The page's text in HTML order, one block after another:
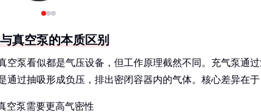
真空泵的本质区别
空泵看似都是气压设备，但工作原理截然不同。充气泵通
通过抽吸形成负压，排出密闭容器内的气体。核心差异在于
空泵需要更高气密性